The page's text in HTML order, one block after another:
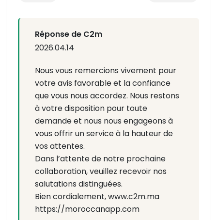
Réponse de C2m
2026.04.14
Nous vous remercions vivement pour
votre avis favorable et la confiance
que vous nous accordez. Nous restons
à votre disposition pour toute
demande et nous nous engageons à
vous offrir un service à la hauteur de
vos attentes.
Dans l’attente de notre prochaine
collaboration, veuillez recevoir nos
salutations distinguées.
Bien cordialement, www.c2m.ma
https://moroccanapp.com